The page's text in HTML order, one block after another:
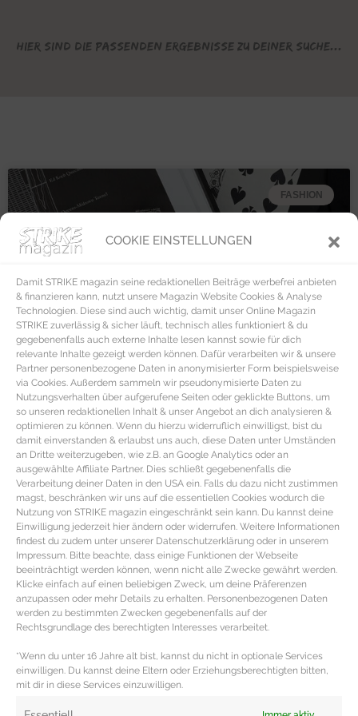
COOKIE EINSTELLUNGEN
Damit STRIKE magazin seine redaktionellen Beiträge werbefrei anbieten
& finanzieren kann, nutzt unsere Magazin Website Cookies & Analyse
Technologien. Diese sind auch wichtig, damit unser Online Magazin
STRIKE zuverlässig & sicher läuft, technisch alles funktioniert & du
gegebenenfalls auch externe Inhalte lesen kannst sowie für dich
relevante Inhalte gezeigt werden können. Dafür verarbeiten wir & unsere
Partner personenbezogene Daten in anonymisierter Form beispielsweise
via Cookies. Außerdem sammeln wir pseudonymisierte Daten zu
Nutzungsverhalten über aufgerufene Seiten oder geklickte Buttons, um
so unseren redaktionellen Inhalt & unser Angebot an dich analysieren &
optimieren zu können. Wenn du hierzu widerruflich einwilligst, bist du
damit einverstanden & erlaubst uns auch, diese Daten unter Umständen
an Dritte weiterzugeben, wie z.B. an Google Analytics oder an
ausgewählte Affiliate Partner. Dies schließt gegebenenfalls die
Verarbeitung deiner Daten in den USA ein. Falls du dazu nicht zustimmen
magst, beschränken wir uns auf die essentiellen Cookies wodurch die
Nutzung von STRIKE magazin eingeschränkt sein kann. Du kannst deine
Einwilligung jederzeit hier ändern oder widerrufen. Weitere Informationen
findest du zudem unter unserer Datenschutzerklärung oder in unserem
Impressum. Bitte beachte, dass einige Funktionen der Webseite
beeinträchtigt werden können, wenn nicht alle Zwecke gewährt werden.
Klicke einfach auf einen beliebigen Zweck, um deine Präferenzen
anzupassen oder mehr Details zu erhalten. Personenbezogenen Daten
werden zu bestimmten Zwecken gegebenenfalls auf der
Rechtsgrundlage des berechtigten Interesses verarbeitet.
*Wenn du unter 16 Jahre alt bist, kannst du nicht in optionale Services
einwilligen. Du kannst deine Eltern oder Erziehungsberechtigten bitten,
mit dir in diese Services einzuwilligen.
Hier sind die passenden Ergebnisse zu deiner Suche...
FASHION
Lizenz zum Zeitmessen – Die besten
Armbanduhren von James Bond
Film Auch wenn der Filmstart des neuen James Bond
Streifens pandemiebedingt